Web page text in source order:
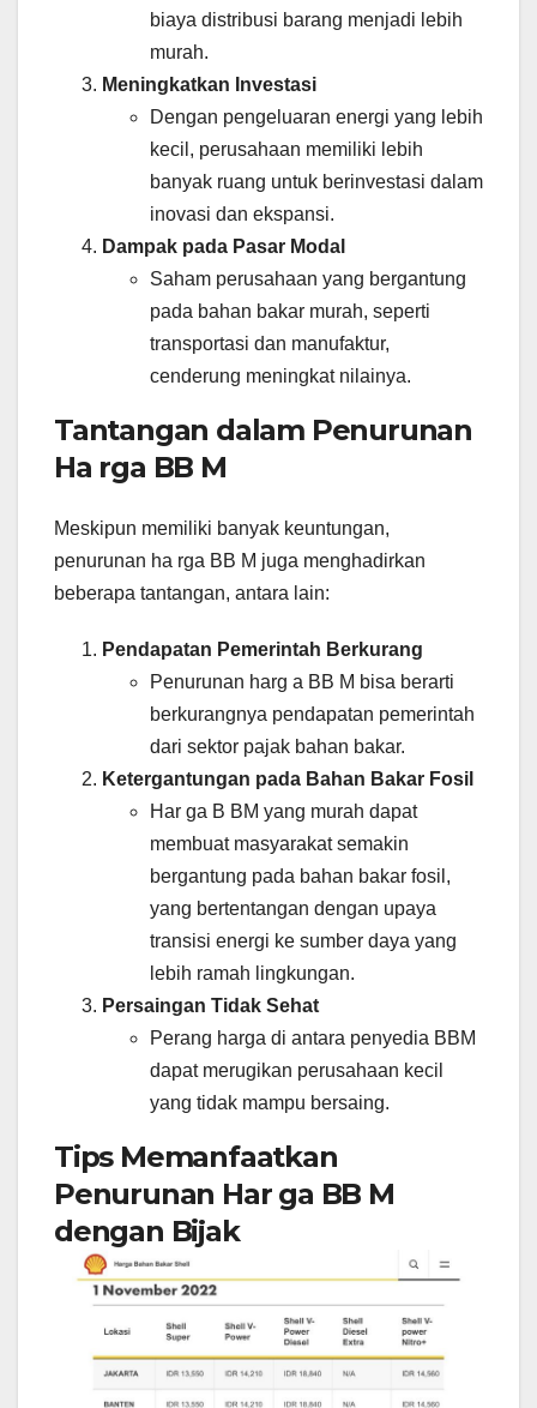
biaya distribusi barang menjadi lebih
murah.
Meningkatkan Investasi
Dengan pengeluaran energi yang lebih
kecil, perusahaan memiliki lebih
banyak ruang untuk berinvestasi dalam
inovasi dan ekspansi.
Dampak pada Pasar Modal
Saham perusahaan yang bergantung
pada bahan bakar murah, seperti
transportasi dan manufaktur,
cenderung meningkat nilainya.
Tantangan dalam Penurunan
Ha rga BB M
Meskipun memiliki banyak keuntungan,
penurunan ha rga BB M juga menghadirkan
beberapa tantangan, antara lain:
Pendapatan Pemerintah Berkurang
Penurunan harg a BB M bisa berarti
berkurangnya pendapatan pemerintah
dari sektor pajak bahan bakar.
Ketergantungan pada Bahan Bakar Fosil
Har ga B BM yang murah dapat
membuat masyarakat semakin
bergantung pada bahan bakar fosil,
yang bertentangan dengan upaya
transisi energi ke sumber daya yang
lebih ramah lingkungan.
Persaingan Tidak Sehat
Perang harga di antara penyedia BBM
dapat merugikan perusahaan kecil
yang tidak mampu bersaing.
Tips Memanfaatkan
Penurunan Har ga BB M
dengan Bijak